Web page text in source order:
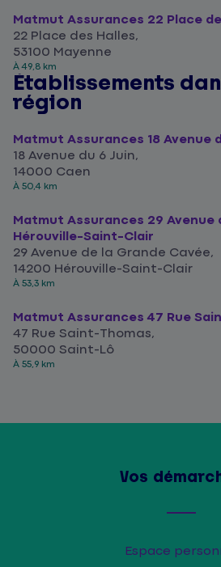
Matmut Assurances 22 Place
22 Place des Halles,
53100 Mayenne
À 49,8 km
Établissements
région
Matmut Assurances 18 Avenue
18 Avenue du 6 Juin,
14000 Caen
À 50,4 km
Matmut Assurances 29 Avenue
Hérouville-Saint-Clair
29 Avenue de la Grande Cavée,
14200 Hérouville-Saint-Clair
À 53,3 km
Matmut Assurances 47 Rue
47 Rue Saint-Thomas,
50000 Saint-Lô
À 55,9 km
Vos
Espace